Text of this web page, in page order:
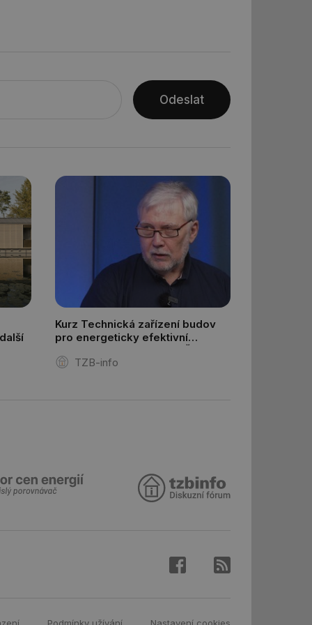
Odeslat
Kurz Technická zařízení budov
pro energeticky efektivní
TZB-info
session uživatele
mohl sledovat
Neobsahuje
informoval Hotjar
webu
session uživatele
mohl sledovat
Hotjar
dat